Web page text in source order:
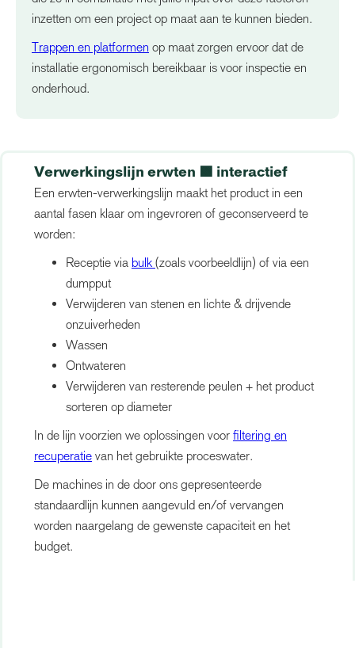
inzetten om een project op maat aan te kunnen bieden.
Trappen en platformen op maat zorgen ervoor dat de
installatie ergonomisch bereikbaar is voor inspectie en
onderhoud.
Verwerkingslijn erwten 🟩 interactief
Een erwten-verwerkingslijn maakt het product in een
aantal fasen klaar om ingevroren of geconserveerd te
worden:
Receptie via bulk (zoals voorbeeldlijn) of via een
dumpput
Verwijderen van stenen en lichte & drijvende
onzuiverheden
Wassen
Ontwateren
Verwijderen van resterende peulen + het product
sorteren op diameter
In de lijn voorzien we oplossingen voor filtering en
recuperatie van het gebruikte proceswater.
De machines in de door ons gepresenteerde
standaardlijn kunnen aangevuld en/of vervangen
worden naargelang de gewenste capaciteit en het
budget.